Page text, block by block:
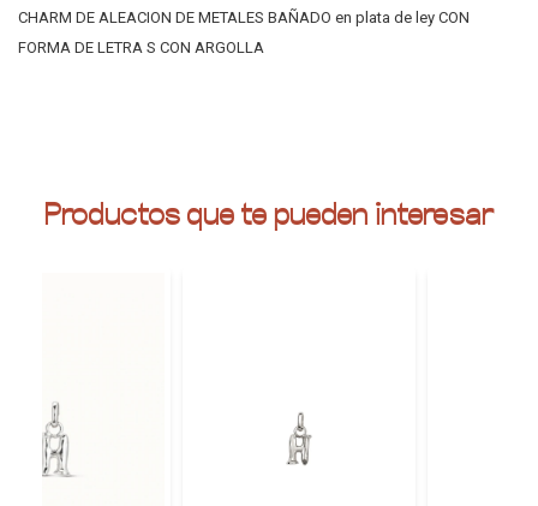
CHARM DE ALEACION DE METALES BAÑADO en plata de ley CON
FORMA DE LETRA S CON ARGOLLA
Productos que te pueden interesar